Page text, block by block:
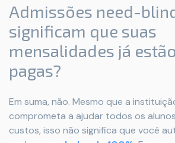
Admissões need-
significam que suas
mensalidades já
pagas?
Em suma, não. Mesmo que a
comprometa a ajudar todos os
custos, isso não significa que você